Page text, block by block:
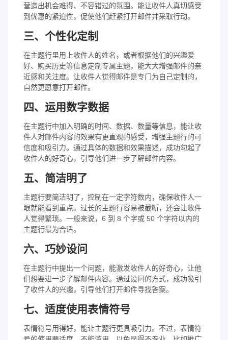
营造出机会难得、不容错过的氛围。能让收件人真切感受
到优惠的紧迫性，促使他们赶紧打开邮件并采取行动。
三、个性化定制
在主题行里用上收件人的姓名，或者根据他们的兴趣爱
好、购买历史等信息定制专属主题，能大大增强邮件的亲
近感和关注度。让收件人觉得邮件是专门为自己定制的，
自然更愿意打开邮件。
四、运用数字数据
在主题行中加入明确的时间、数据、数量等信息，能让收
件人对邮件内容的效果有更直观的感受，增强主题行的可
信度和吸引力。通过具体的数据和效果描述，成功勾起了
收件人的好奇心，引导他们进一步了解邮件内容。
五、简洁明了
主题行要简洁明了，控制在一定字符数内，确保收件人一
眼就能看到重点。过长的主题行容易被截断，还会让收件
人觉得繁琐。一般来说，6 到 8 个字或 50 个字符以内的
主题行最为合适。
六、巧妙设问
在主题行中提出一个问题，能激发收件人的好奇心，让他
们想要进一步了解邮件内容。通过设问的方式，成功吸引
了收件人的兴趣，引导他们打开邮件寻找答案。
七、适度使用表情符号
表情符号用得好，能让主题行更具吸引力。不过，表情符